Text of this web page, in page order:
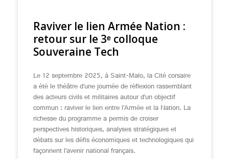
Raviver le lien Armée Nation :
retour sur le 3ᵉ colloque
Souveraine Tech
Le 12 septembre 2025, à Saint-Malo, la Cité corsaire
a été le théâtre d’une journée de réflexion rassemblant
des acteurs civils et militaires autour d’un objectif
commun : raviver le lien entre l’Armée et la Nation. La
richesse du programme a permis de croiser
perspectives historiques, analyses stratégiques et
débats sur les défis économiques et technologiques qui
façonnent l’avenir national français.